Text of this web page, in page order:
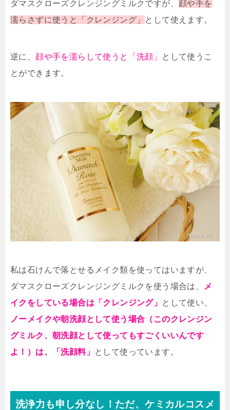
ダマスクローズクレンジングミルクですが、 顔や手を
濡らさずに使うと「クレンジング」 として使えます。
逆に、 顔や手を濡らして使うと「洗顔」
として使うこ
とができます。
私は石けんで落とせるメイク類を使ってはいますが、
ダマスクローズクレンジングミルクを使う場合は、
メ
イクをしている場合は「クレンジング」 として使い、
ノーメイクや朝洗顔として使う場合（このクレンジン
グミルク、朝洗顔として使ってもすごくいいんです
よ！）は、「洗顔料」 として使っています。
洗浄力も申し分なし！ただ、ケミカルコスメ